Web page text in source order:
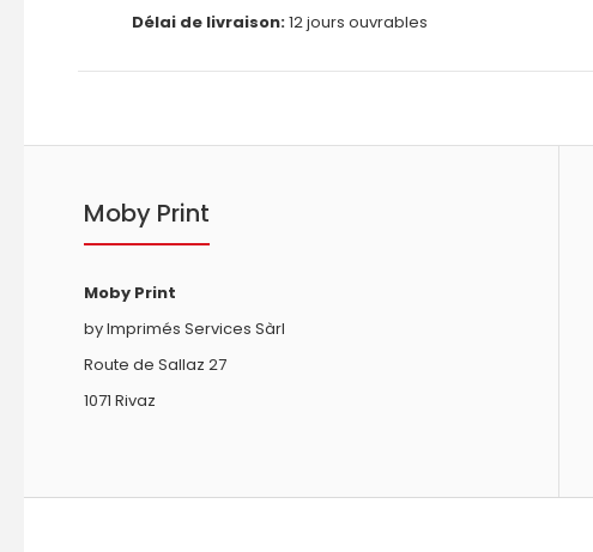
Délai de livraison:12 jours ouvrables
Moby Print
Moby Print
by Imprimés Services Sàrl
Route de Sallaz 27
1071 Rivaz